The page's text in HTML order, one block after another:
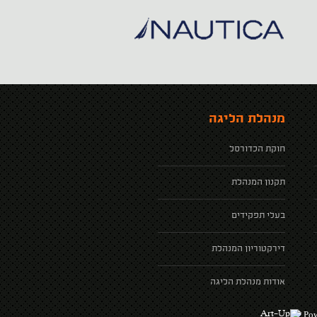
מנהלת הליגה
חוקת הכדורסל
תקנון המנהלת
בעלי תפקידים
דירקטוריון המנהלת
אודות מנהלת הליגה